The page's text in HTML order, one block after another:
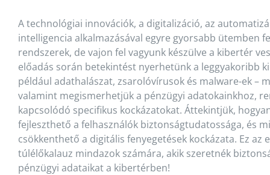
A technológiai innovációk, a digitalizáció, az
intelligencia alkalmazásával egyre gyorsabb ütemben
rendszerek, de vajon fel vagyunk készülve a kibertér
előadás során betekintést nyerhetünk a leggyakoribb
például adathalászat, zsarolóvírusok és malware-ek –
valamint megismerhetjük a pénzügyi adatokainkhoz,
kapcsolódó specifikus kockázatokat. Áttekintjük,
fejleszthető a felhasználók biztonságtudatossága, és
csökkenthető a digitális fenyegetések kockázata. Ez az
túlélőkalauz mindazok számára, akik szeretnék
pénzügyi adataikat a kibertérben!